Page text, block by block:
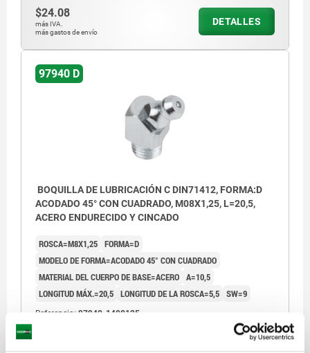
$24.08
más IVA.
más gastos de envío
DETALLES
97940 D
BOQUILLA DE LUBRICACIÓN C DIN71412, FORMA:D
ACODADO 45° CON CUADRADO, M08X1,25, L=20,5,
ACERO ENDURECIDO Y CINCADO
ROSCA=M8X1,25 FORMA=D
MODELO DE FORMA=ACODADO 45° CON CUADRADO
MATERIAL DEL CUERPO DE BASE=ACERO A=10,5
LONGITUD MÁX.=20,5 LONGITUD DE LA ROSCA=5,5 SW=9
Referencia: 97940-1408125
$30.41